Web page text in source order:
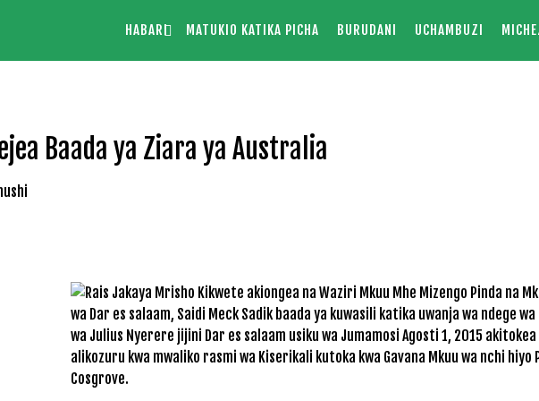
HABARI MATUKIO KATIKA PICHA BURUDANI UCHAMBUZI
Baada ya Ziara ya Australia